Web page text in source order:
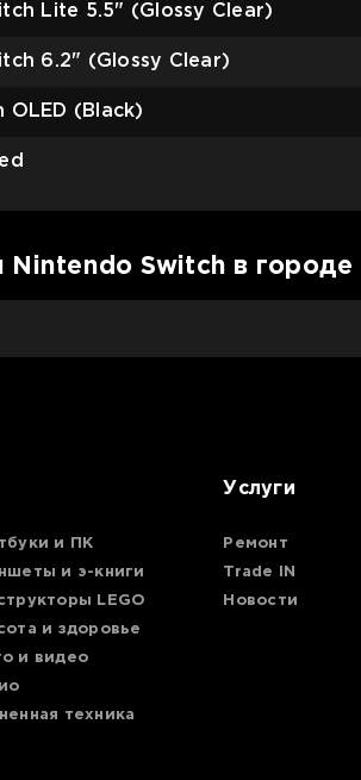
Lite 5.5" (Glossy Clear)
6.2" (Glossy Clear)
OLED (Black)
Nintendo Switch в
и ПК
и э-книги
LEGO
и здоровье
и видео
техника
Услуги
Ремонт
Trade IN
Новости